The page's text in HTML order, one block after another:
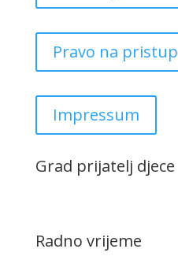
Pravo na pristup
Impressum
Grad prijatelj djece
Radno vrijeme